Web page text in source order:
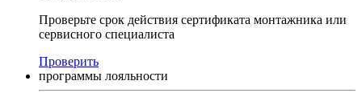
Проверьте срок действия сертификата монтажника или
сервисного специалиста
Проверить
программы лояльности